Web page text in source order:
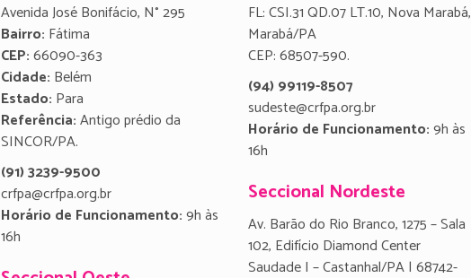
Avenida José Bonifácio, N° 295
Bairro: Fátima
CEP:66090-363
Cidade: Belém
Estado: Para
Referência:Antigo prédio da
SINCOR/PA.
(91) 3239-9500
crfpa@crfpa.org.br
Horário de Funcionamento:9h às
16h
FL: CSI.31 QD.07 LT.10, Nova Marabá,
Marabá/PA
CEP: 68507-590.
(94) 99119-8507
sudeste@crfpa.org.br
Horário de Funcionamento:9h às
16h
Seccional Nordeste
Av. Barão do Rio Branco, 1275 – Sala
102, Edifício Diamond Center
Saudade I – Castanhal/PA | 68742-